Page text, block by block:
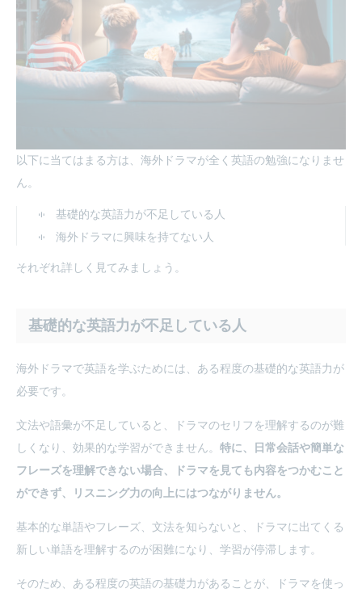
以下に当てはまる方は、海外ドラマが全く英語の勉強になりませ
ん。
基礎的な英語力が不足している人
海外ドラマに興味を持てない人
それぞれ詳しく見てみましょう。
基礎的な英語力が不足している人
海外ドラマで英語を学ぶためには、ある程度の基礎的な英語力が
必要です。
文法や語彙が不足していると、ドラマのセリフを理解するのが難
しくなり、効果的な学習ができません。 特に、日常会話や簡単な
フレーズを理解できない場合、ドラマを見ても内容をつかむこと
ができず、リスニング力の向上にはつながりません。
基本的な単語やフレーズ、文法を知らないと、ドラマに出てくる
新しい単語を理解するのが困難になり、学習が停滞します。
そのため、ある程度の英語の基礎力があることが、ドラマを使っ